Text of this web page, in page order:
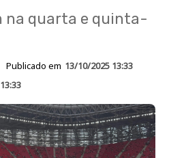
na quarta e quinta-
Publicado em 13/10/2025 13:33